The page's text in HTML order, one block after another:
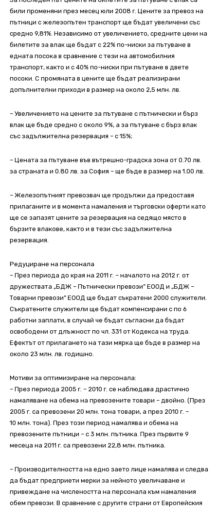
били променяни през месец юли 2008 г. Цените за превоз на
пътници с железопътен транспорт ще бъдат увеличени със
средно 9,81%. Независимо от увеличението, средните цени на
билетите за влак ще бъдат с 22% по-ниски за пътуване в
едната посока в сравнение с тези на автомобилния
транспорт, както и с 40% по-ниски при пътуване в двете
посоки. С промяната в цените ще бъдат реализирани
допълнителни приходи в размер на около 2,5 млн. лв.
– Увеличението на цените за пътуване с пътнически и бърз
влак ще бъде средно с около 9%, а за пътуване с бърз влак
със задължителна резервация – с 15%;
– Цената за пътуване във вътрешно-градска зона от 0.70 лв.
за страната и 0.80 лв. за София – ще бъде в размер на 1.00 лв.
– Железопътният превозвач ще продължи да предоставя
прилаганите и в момента намаления и търговски оферти като
ще се запазят цените за резервация на седящо място в
бързите влакове, както и в тези със задължителна
резервация.
Редуциране на персонала
– През периода до края на 2011 г. – началото на 2012 г. от
дружествата „БДЖ – Пътнически превози” ЕООД и „БДЖ –
Товарни превози” ЕООД ще бъдат съкратени 2000 служители.
Съкратените служители ще бъдат компенсирани с по 6
работни заплати, в случай че бъдат съгласни да бъдат
освободени от длъжност по чл. 331 от Кодекса на труда.
Ефектът от прилагането на тази мярка ще бъде в размер на
около 23 млн. лв. годишно.
Мотиви за оптимизиране на персонала:
– През периода 2005 г. – 2010 г. се наблюдава драстично
намаляване на обема на превозените товари – двойно. (През
2005 г. са превозени 20 млн. тона товари, а през 2010 г. –
10 млн. тона). През този период намалява и обема на
превозените пътници – с 3 млн. пътника. През първите 9
месеца на 2011 г. са превозени 22,8 млн. пътника.
– Производителността на едно заето лице намалява и следва
да бъдат предприети мерки за нейното увеличаване и
привеждане на числеността на персонала към намаления
обем превози. В сравнение с другите страни от Европейския